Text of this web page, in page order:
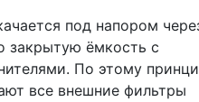
под напором
закрытую ёмкость с
По этому
все внешние фильтры